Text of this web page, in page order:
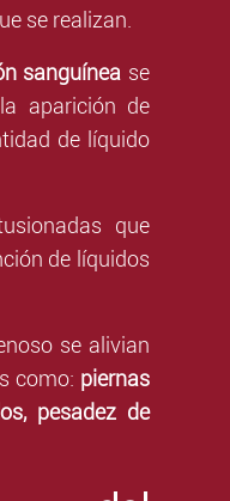
se realizan.
sanguínea se
aparición de
de líquido
que
de líquidos
se alivian
como: piernas
pesadez de